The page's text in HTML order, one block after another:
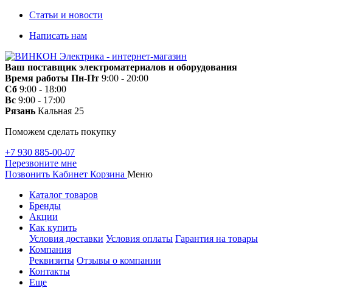
Статьи и новости
Написать нам
Ваш поставщик электроматериалов и оборудования
Время работы Пн-Пт 9:00 - 20:00
Сб 9:00 - 18:00
Вс 9:00 - 17:00
Рязань Кальная 25
Поможем сделать покупку
+7 930 885-00-07
Перезвоните мне
Позвонить Кабинет Корзина Меню
Каталог товаров
Бренды
Акции
Как купить
Условия доставки Условия оплаты Гарантия на товары
Компания
Реквизиты Отзывы о компании
Контакты
Еще